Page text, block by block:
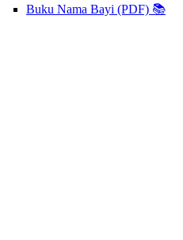
Buku Nama Bayi (PDF) 📚